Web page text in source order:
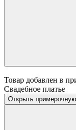
Товар добавлен в
Свадебное платье
Открыть примерочную